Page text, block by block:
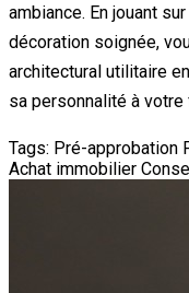
ambiance. En jouant
décoration soignée,
architectural utilitaire
sa personnalité à votre
Tags: Pré-approbation
Achat immobilier